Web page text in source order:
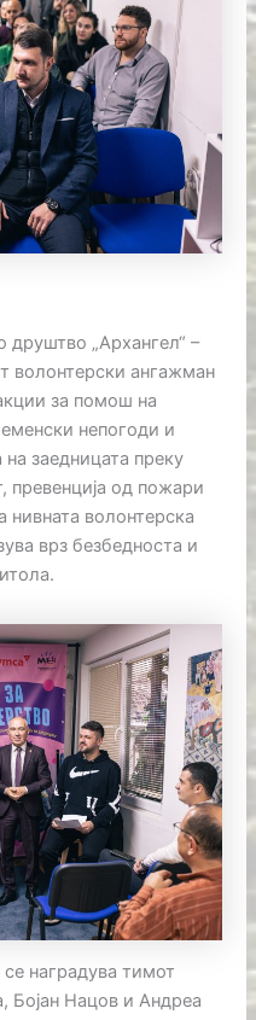
„Архангел“ –
волонтерски ангажман
за помош на
непогоди и
заедницата преку
превенција од пожари
нивната волонтерска
врз безбедноста и
наградува тимот
Бојан Нацов и Андреа